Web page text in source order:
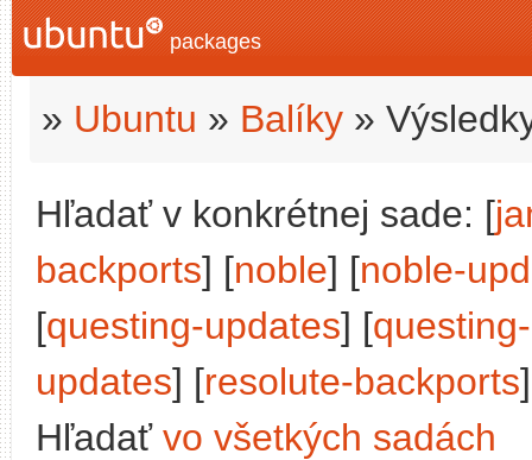
packages
» Ubuntu » Balíky »
Hľadať v konkrétnej sade: [
backports] [noble] [noble-
[questing-updates] [
updates] [resolute-backports
Hľadať vo všetkých sadách